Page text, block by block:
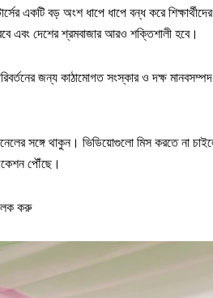
একটি বড় অংশ ধাপে ধাপে বন্ধ করে
এবং দেশের শ্রমবাজার আরও শক্তিশালী হবে।
জন্য কাঠামোগত সংস্কার ও দক্ষ
সঙ্গে থাকুন। ভিডিয়োগুলো মিস করতে না
পৌঁছে।
করু